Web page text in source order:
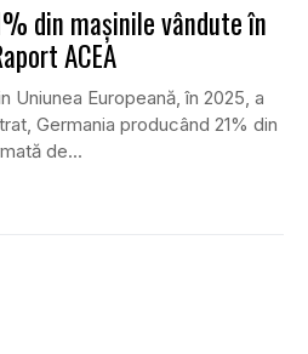
din mașinile vândute în
ACEA
Uniunea Europeană, în 2025, a
Germania producând 21% din
de...